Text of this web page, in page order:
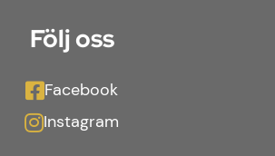
Följ oss
Facebook
Instagram